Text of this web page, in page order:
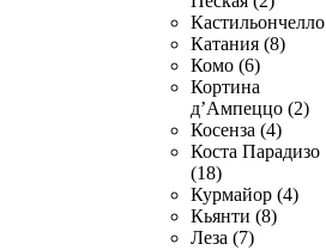
Катания (8)
Комо (6)
Кортина
д’Ампеццо (2)
Косенза (4)
Коста Парадизо
(18)
Курмайор (4)
Кьянти (8)
Леза (7)